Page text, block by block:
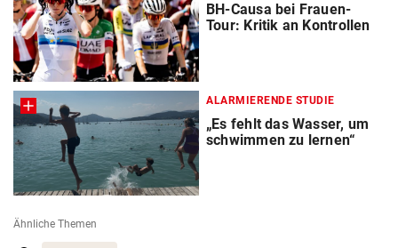
BH-Causa bei Frauen-
Tour: Kritik an Kontrollen
ALARMIERENDE STUDIE
„Es fehlt das Wasser, um
schwimmen zu lernen“
Ähnliche Themen